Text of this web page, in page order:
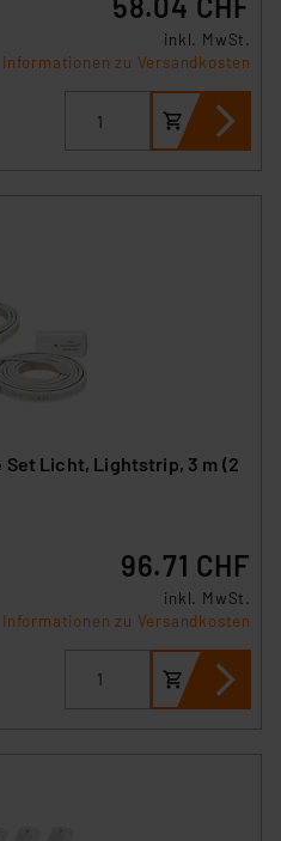
inkl. MwSt.
Informationen zu Versandkosten
Set Licht, Lightstrip, 3 m (2
96.71 CHF
inkl. MwSt.
Informationen zu Versandkosten